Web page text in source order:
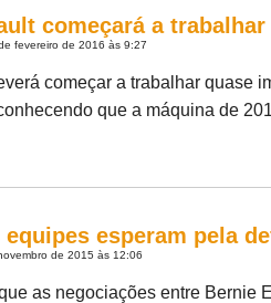
começará a
fevereiro de 2016 às 9:27
começar a trabalhar quase
que a máquina de
equipes esperam pela
de 2015 às 12:06
as negociações entre Bernie